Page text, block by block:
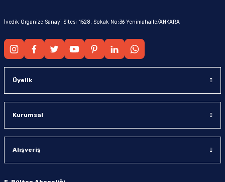
İvedik Organize Sanayi Sitesi 1528. Sokak No:36 Yenimahalle/ANKARA
Üyelik
Kurumsal
Alışveriş